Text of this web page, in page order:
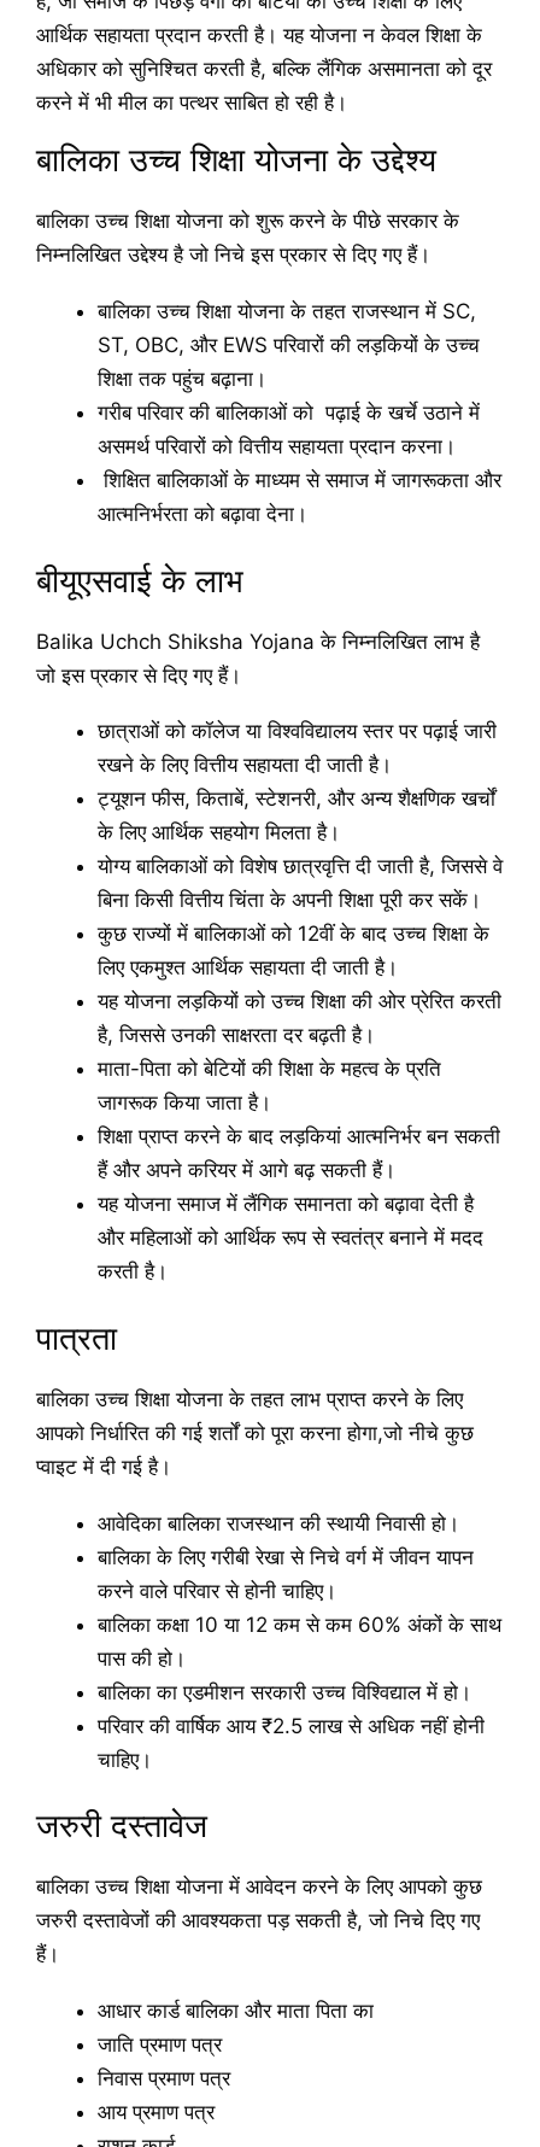
आर्थिक सहायता प्रदान करती है। यह योजना न केवल शिक्षा के
अधिकार को सुनिश्चित करती है, बल्कि लैंगिक असमानता को दूर
करने में भी मील का पत्थर साबित हो रही है।
बालिका उच्च शिक्षा योजना के उद्देश्य
बालिका उच्च शिक्षा योजना को शुरू करने के पीछे सरकार के
निम्नलिखित उद्देश्य है जो निचे इस प्रकार से दिए गए हैं।
बालिका उच्च शिक्षा योजना के तहत राजस्थान में SC,
ST, OBC, और EWS परिवारों की लड़कियों के उच्च
शिक्षा तक पहुंच बढ़ाना।
गरीब परिवार की बालिकाओं को पढ़ाई के खर्चे उठाने में
असमर्थ परिवारों को वित्तीय सहायता प्रदान करना।
शिक्षित बालिकाओं के माध्यम से समाज में जागरूकता और
आत्मनिर्भरता को बढ़ावा देना।
बीयूएसवाई के लाभ
Balika Uchch Shiksha Yojana के निम्नलिखित लाभ है
जो इस प्रकार से दिए गए हैं।
छात्राओं को कॉलेज या विश्वविद्यालय स्तर पर पढ़ाई जारी
रखने के लिए वित्तीय सहायता दी जाती है।
ट्यूशन फीस, किताबें, स्टेशनरी, और अन्य शैक्षणिक खर्चों
के लिए आर्थिक सहयोग मिलता है।
योग्य बालिकाओं को विशेष छात्रवृत्ति दी जाती है, जिससे वे
बिना किसी वित्तीय चिंता के अपनी शिक्षा पूरी कर सकें।
कुछ राज्यों में बालिकाओं को 12वीं के बाद उच्च शिक्षा के
लिए एकमुश्त आर्थिक सहायता दी जाती है।
यह योजना लड़कियों को उच्च शिक्षा की ओर प्रेरित करती
है, जिससे उनकी साक्षरता दर बढ़ती है।
माता-पिता को बेटियों की शिक्षा के महत्व के प्रति
जागरूक किया जाता है।
शिक्षा प्राप्त करने के बाद लड़कियां आत्मनिर्भर बन सकती
हैं और अपने करियर में आगे बढ़ सकती हैं।
यह योजना समाज में लैंगिक समानता को बढ़ावा देती है
और महिलाओं को आर्थिक रूप से स्वतंत्र बनाने में मदद
करती है।
पात्रता
बालिका उच्च शिक्षा योजना के तहत लाभ प्राप्त करने के लिए
आपको निर्धारित की गई शर्तों को पूरा करना होगा,जो नीचे कुछ
प्वाइट में दी गई है।
आवेदिका बालिका राजस्थान की स्थायी निवासी हो।
बालिका के लिए गरीबी रेखा से निचे वर्ग में जीवन यापन
करने वाले परिवार से होनी चाहिए।
बालिका कक्षा 10 या 12 कम से कम 60% अंकों के साथ
पास की हो।
बालिका का एडमीशन सरकारी उच्च विश्विद्याल में हो।
परिवार की वार्षिक आय ₹2.5 लाख से अधिक नहीं होनी
चाहिए।
जरुरी दस्तावेज
बालिका उच्च शिक्षा योजना में आवेदन करने के लिए आपको कुछ
जरुरी दस्तावेजों की आवश्यकता पड़ सकती है, जो निचे दिए गए
हैं।
आधार कार्ड बालिका और माता पिता का
जाति प्रमाण पत्र
निवास प्रमाण पत्र
आय प्रमाण पत्र